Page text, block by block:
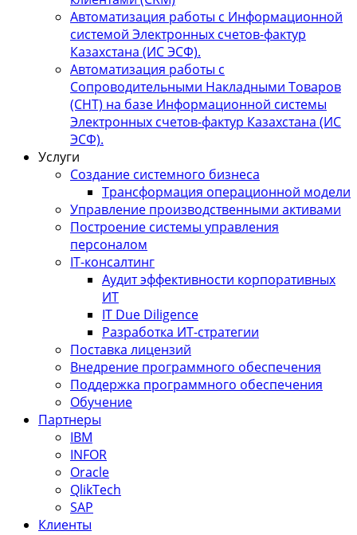
Автоматизация работы с Информационной
системой Электронных счетов-фактур
Казахстана (ИС ЭСФ).
Автоматизация работы с
Сопроводительными Накладными Товаров
(СНТ) на базе Информационной системы
Электронных счетов-фактур Казахстана (ИС
ЭСФ).
Услуги
Создание системного бизнеса
Трансформация операционной модели
Управление производственными активами
Построение системы управления
персоналом
IT-консалтинг
Аудит эффективности корпоративных
ИТ
IT Due Diligence
Разработка ИТ-стратегии
Поставка лицензий
Внедрение программного обеспечения
Поддержка программного обеспечения
Обучение
Партнеры
IBM
INFOR
Oracle
QlikTech
SAP
Клиенты